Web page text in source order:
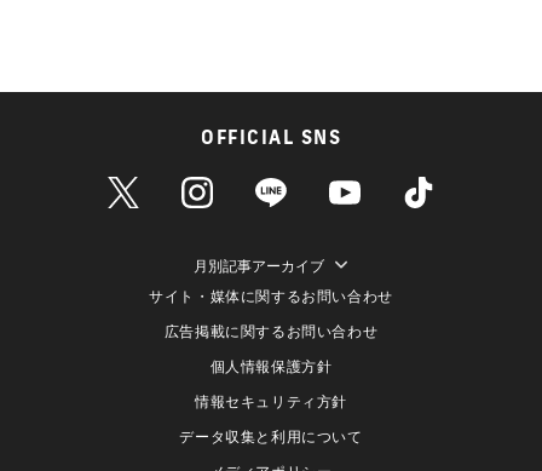
OFFICIAL SNS
月別記事アーカイブ
サイト・媒体に関するお問い合わせ
広告掲載に関するお問い合わせ
個人情報保護方針
情報セキュリティ方針
データ収集と利用について